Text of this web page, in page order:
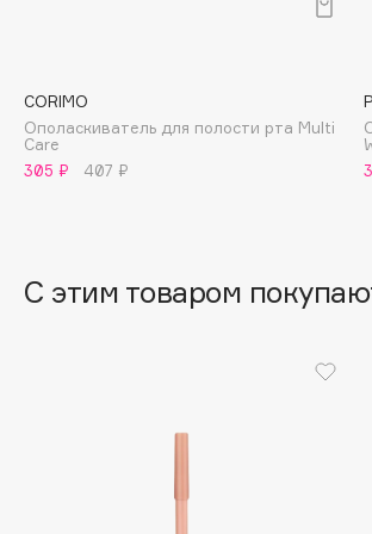
Baffy
Balmain Hair Couture
ЭКСКЛЮЗИВ
Banderas
Beauty Pati
Beverly Hills Polo Club
CORIMO
Ополаскиватель для полости рта Multi
Care
305 ₽
407 ₽
С этим товаром